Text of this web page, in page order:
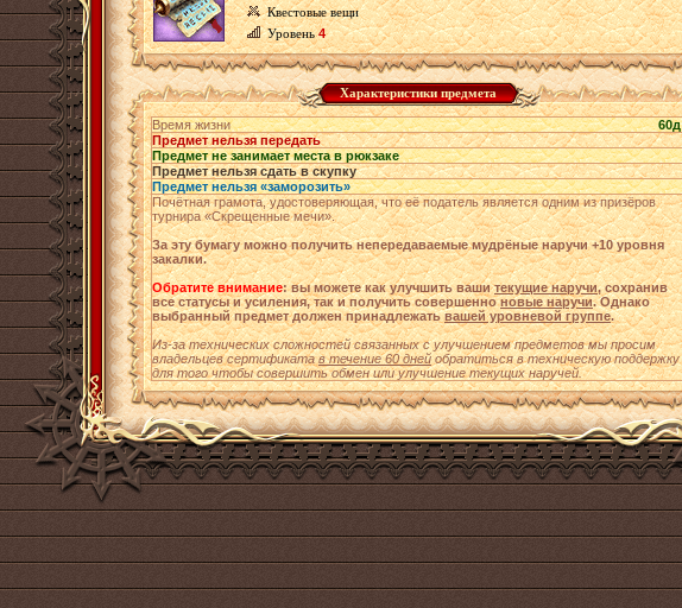
Квестовые вещи
Уровень4
Характеристики предмета
Время жизни
60д
Предмет нельзя передать
Предмет не занимает места в рюкзаке
Предмет нельзя сдать в скупку
Предмет нельзя «заморозить»
Почётная грамота, удостоверяющая, что её податель является одним из призёров
турнира «Скрещенные мечи».
За эту бумагу можно получить непередаваемые мудрёные наручи +10 уровня
закалки.
Обратите внимание: вы можете как улучшить вашитекущие наручи, сохранив
все статусы и усиления, так и получить совершенноновые наручи. Однако
выбранный предмет должен принадлежатьвашей уровневой группе.
Из-за технических сложностей связанных с улучшением предметов мы просим
владельцев сертификатав течение 60 днейобратиться в техническую поддержку
для того чтобы совершить обмен или улучшение текущих наручей.